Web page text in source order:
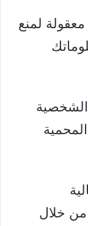
لمنع
من خلال